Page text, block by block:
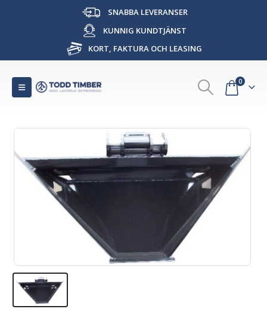
SNABBA LEVERANSER
KUNNIG KUNDTJÄNST
KORT, FAKTURA OCH LEASING
0